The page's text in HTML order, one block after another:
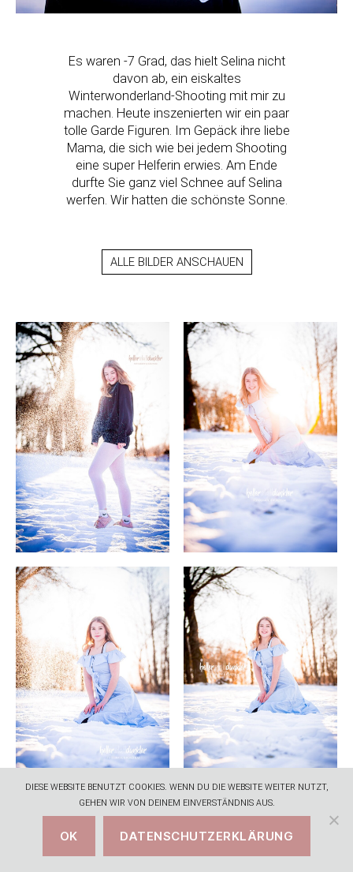
Es waren -7 Grad, das hielt Selina nicht
davon ab, ein eiskaltes
Winterwonderland-Shooting mit mir zu
machen. Heute inszenierten wir ein paar
tolle Garde Figuren. Im Gepäck ihre liebe
Mama, die sich wie bei jedem Shooting
eine super Helferin erwies. Am Ende
durfte Sie ganz viel Schnee auf Selina
werfen. Wir hatten die schönste Sonne.
ALLE BILDER ANSCHAUEN
DIESE WEBSITE BENUTZT COOKIES. WENN DU DIE WEBSITE WEITER NUTZT,
GEHEN WIR VON DEINEM EINVERSTÄNDNIS AUS.
OK DATENSCHUTZERKLÄRUNG